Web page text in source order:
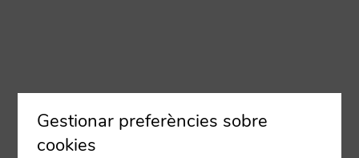
Gestionar preferències sobre
cookies